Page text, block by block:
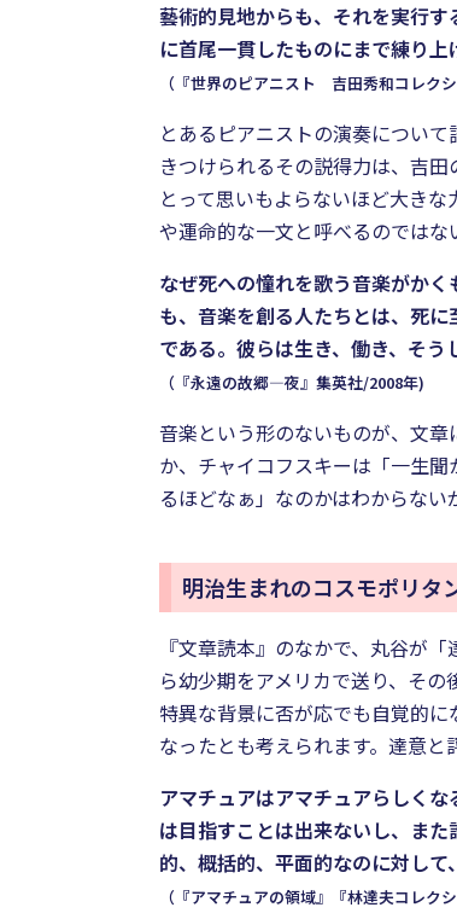
藝術的見地からも、それを実行
に首尾一貫したものにまで練り
（『世界のピアニスト 吉田秀和コレク
とあるピアニストの演奏につい
きつけられるその説得力は、吉
とって思いもよらないほど大き
や運命的な一文と呼べるのではな
なぜ死への憧れを歌う音楽がか
も、音楽を創る人たちとは、死
である。彼らは生き、働き、そう
（『永遠の故郷―夜』集英社/2008年)
音楽という形のないものが、文
か、チャイコフスキーは「一生
るほどなぁ」なのかはわからな
明治生まれのコスモポリタ
『文章読本』のなかで、丸谷が
ら幼少期をアメリカで送り、そ
特異な背景に否が応でも自覚的
なったとも考えられます。達意と
アマチュアはアマチュアらしく
は目指すことは出来ないし、ま
的、概括的、平面的なのに対して
（『アマチュアの領域』『林達夫コレク